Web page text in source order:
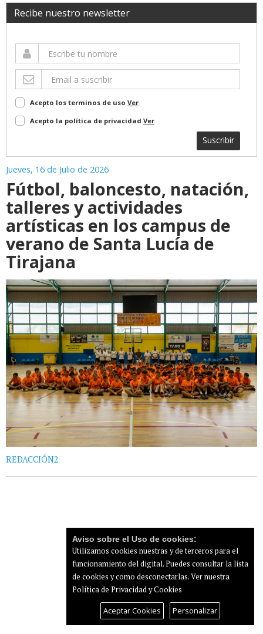
Recibe nuestro newsletter
Acepto los terminos de uso Ver
Acepto la política de privacidad Ver
Suscribir
Jueves, 16 de Julio de 2026
Fútbol, baloncesto, natación,
talleres y actividades
artísticas en los campus de
verano de Santa Lucía de
Tirajana
REDACCIÓN2
Aviso sobre el Uso de cookies:
Utilizamos cookies nuestras y de terceros para el
funcionamiento del digital. Puedes consultar la lista
de cookies y como desconectarlas.Ver nuestra
Política de Privacidad y Cookies
Aceptar Cookies Personalizar